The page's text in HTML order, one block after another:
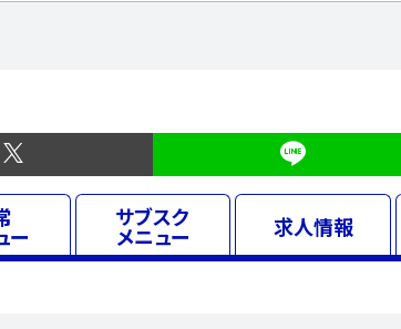
ー
サブスク
メニュー 求人情報